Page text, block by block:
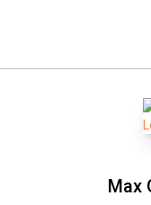
Max